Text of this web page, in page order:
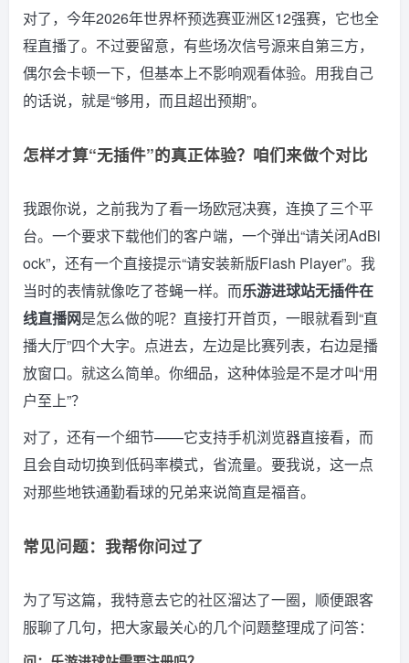
对了，今年2026年世界杯预选赛亚洲区12强赛，它也全
程直播了。不过要留意，有些场次信号源来自第三方，
偶尔会卡顿一下，但基本上不影响观看体验。用我自己
的话说，就是“够用，而且超出预期”。
怎样才算“无插件”的真正体验？咱们来做个对比
我跟你说，之前我为了看一场欧冠决赛，连换了三个平
台。一个要求下载他们的客户端，一个弹出“请关闭AdBl
ock”，还有一个直接提示“请安装新版Flash Player”。我
当时的表情就像吃了苍蝇一样。而乐游进球站无插件在
线直播网是怎么做的呢？直接打开首页，一眼就看到“直
播大厅”四个大字。点进去，左边是比赛列表，右边是播
放窗口。就这么简单。你细品，这种体验是不是才叫“用
户至上”？
对了，还有一个细节——它支持手机浏览器直接看，而
且会自动切换到低码率模式，省流量。要我说，这一点
对那些地铁通勤看球的兄弟来说简直是福音。
常见问题：我帮你问过了
为了写这篇，我特意去它的社区溜达了一圈，顺便跟客
服聊了几句，把大家最关心的几个问题整理成了问答：